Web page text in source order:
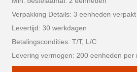
Verpakking Details: 3 eenheden
Levertijd: 30 werkdagen
Betalingscondities: T/T, L/C
Levering vermogen: 200 eenheden per